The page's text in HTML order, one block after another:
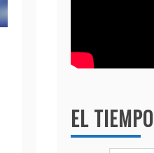
EL TIEMPO